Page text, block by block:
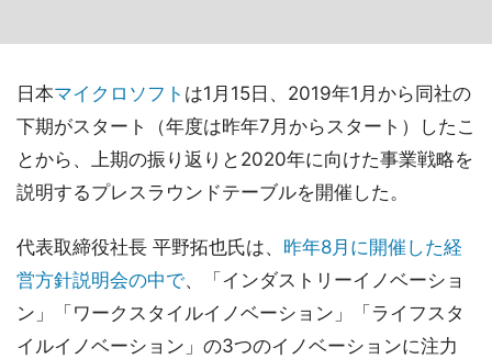
日本マイクロソフト は1月15日、2019年1月から同社の
下期がスタート（年度は昨年7月からスタート）したこ
とから、上期の振り返りと2020年に向けた事業戦略を
説明するプレスラウンドテーブルを開催した。
代表取締役社長 平野拓也氏は、 昨年8月に開催した経
営方針説明会の中で、「インダストリーイノベーショ
ン」「ワークスタイルイノベーション」「ライフスタ
イルイノベーション」の3つのイノベーションに注力